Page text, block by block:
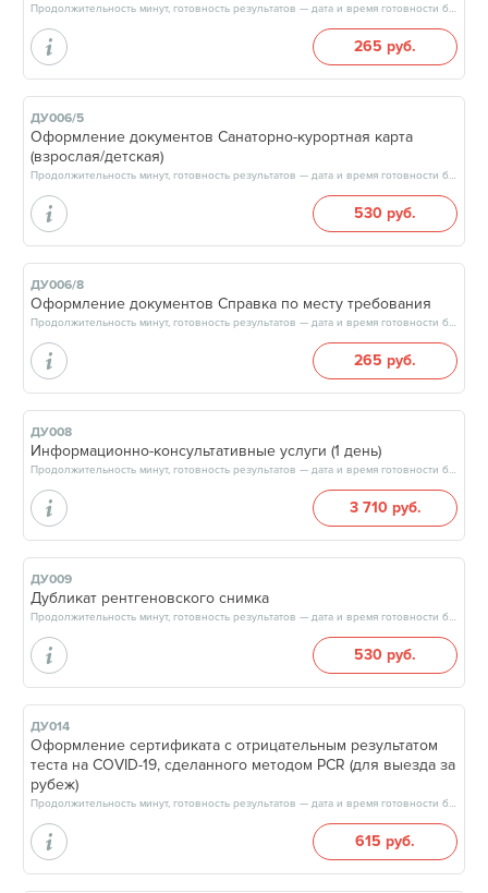
Продолжительность минут, готовность результатов — дата и время готовности будут сообщены врачом в день приёма
265 руб.
ДУ006/5
Оформление документов Санаторно-курортная карта
(взрослая/детская)
Продолжительность минут, готовность результатов — дата и время готовности будут сообщены врачом в день приёма
530 руб.
ДУ006/8
Оформление документов Справка по месту требования
Продолжительность минут, готовность результатов — дата и время готовности будут сообщены врачом в день приёма
265 руб.
ДУ008
Информационно-консультативные услуги (1 день)
Продолжительность минут, готовность результатов — дата и время готовности будут сообщены врачом в день приёма
3 710 руб.
ДУ009
Дубликат рентгеновского снимка
Продолжительность минут, готовность результатов — дата и время готовности будут сообщены врачом в день приёма
530 руб.
ДУ014
Оформление сертификата с отрицательным результатом
теста на COVID-19, сделанного методом PCR (для выезда за
рубеж)
Продолжительность минут, готовность результатов — дата и время готовности будут сообщены врачом в день приёма
615 руб.